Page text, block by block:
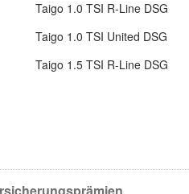
Taigo 1.0 TSI R-Line DSG
Taigo 1.0 TSI United DSG
Taigo 1.5 TSI R-Line DSG